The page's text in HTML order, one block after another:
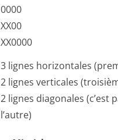
0000
XX00
XX0000
3 lignes horizontales
2 lignes verticales
2 lignes diagonales (c’est
l’autre)